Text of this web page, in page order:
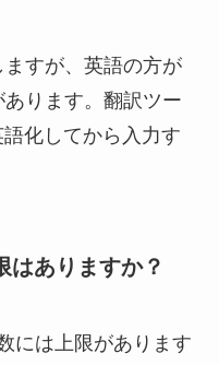
すが、英語の方が
ります。翻訳ツー
化してから入力す
はありますか？
には上限があります